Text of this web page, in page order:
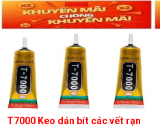
T7000 Keo dán bít các vết rạn